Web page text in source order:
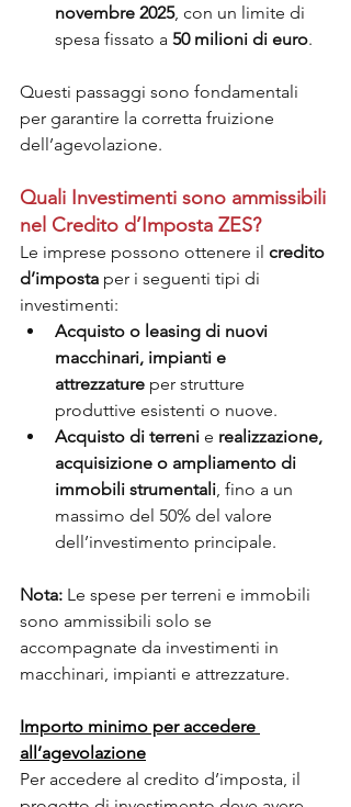
novembre 2025, con un limite di
spesa fissato a 50 milioni di euro.
Questi passaggi sono fondamentali
per garantire la corretta fruizione
dell’agevolazione.
Quali Investimenti sono ammissibili
nel Credito d’Imposta ZES?
Le imprese possono ottenere il credito
d’imposta per i seguenti tipi di
investimenti:
Acquisto o leasing di nuovi
macchinari, impianti e
attrezzature per strutture
produttive esistenti o nuove.
Acquisto di terreni e realizzazione,
acquisizione o ampliamento di
immobili strumentali , fino a un
massimo del 50% del valore
dell’investimento principale.
Nota: Le spese per terreni e immobili
sono ammissibili solo se
accompagnate da investimenti in
macchinari, impianti e attrezzature.
Importo minimo per accedere
all’agevolazione
Per accedere al credito d’imposta, il